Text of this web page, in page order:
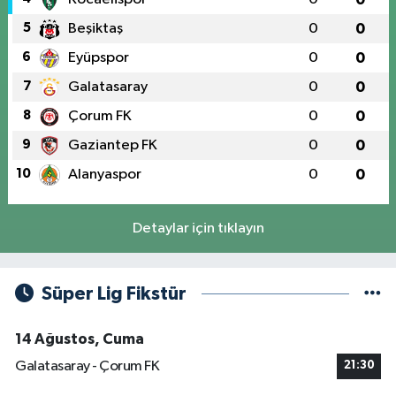
5 Beşiktaş 0 0
6 Eyüpspor 0 0
7 Galatasaray 0 0
8 Çorum FK 0 0
9 Gaziantep FK 0 0
10 Alanyaspor 0 0
Detaylar için tıklayın
Süper Lig Fikstür
14 Ağustos, Cuma
Galatasaray - Çorum FK
21:30